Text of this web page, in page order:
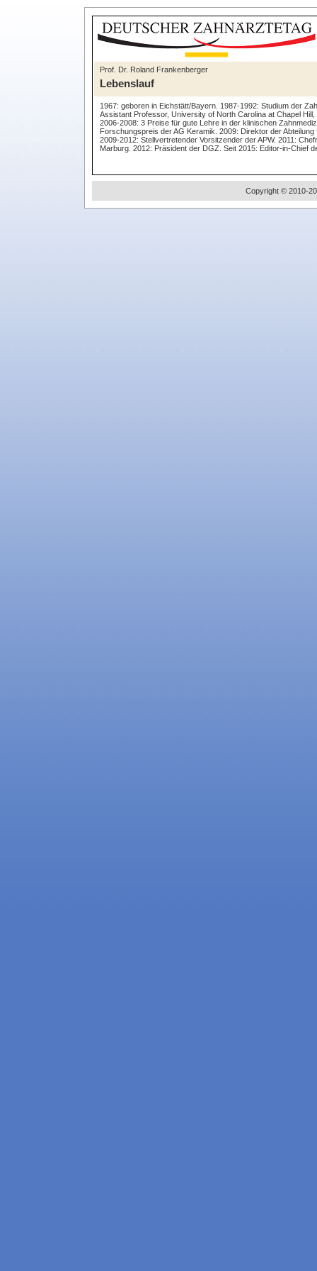
Prof. Dr. Roland Frankenberger
Lebenslauf
1967: geboren in Eichstätt/Bayern. 1987-1992: Studium der
Assistant Professor, University of North Carolina at Chapel
2006-2008: 3 Preise für gute Lehre in der klinischen
Forschungspreis der AG Keramik. 2009: Direktor der
2009-2012: Stellvertretender Vorsitzender der APW. 2011:
Marburg. 2012: Präsident der DGZ. Seit 2015: Editor-in-Chief
Copyright © 2010-